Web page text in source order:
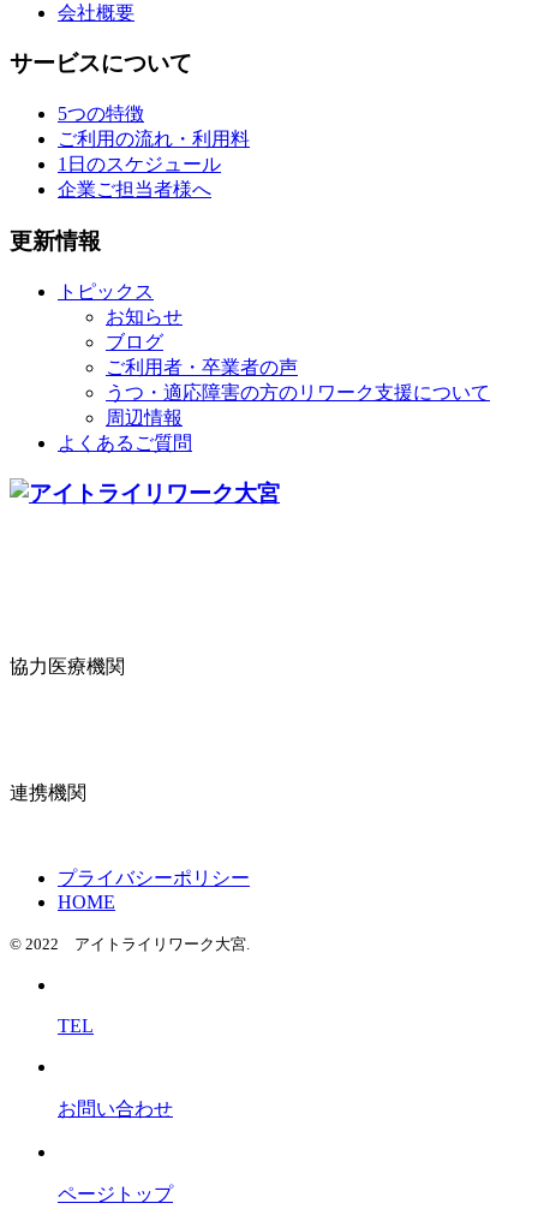
会社概要
サービスについて
5つの特徴
ご利用の流れ・利用料
1日のスケジュール
企業ご担当者様へ
更新情報
トピックス
お知らせ
ブログ
ご利用者・卒業者の声
うつ・適応障害の方のリワーク支援について
周辺情報
よくあるご質問
協力医療機関
連携機関
プライバシーポリシー
HOME
© 2022 アイトライリワーク大宮.
TEL
お問い合わせ
ページトップ